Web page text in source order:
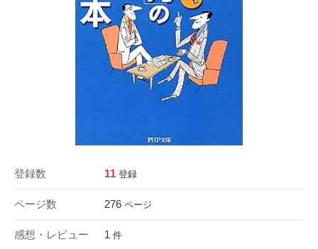
登録数 11 登録
ページ数 276 ページ
感想・レビュー 1 件